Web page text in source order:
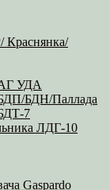
Краснянка/
АГ УДА
БДН/Паллада
7
ЛДГ-10
Gaspardo